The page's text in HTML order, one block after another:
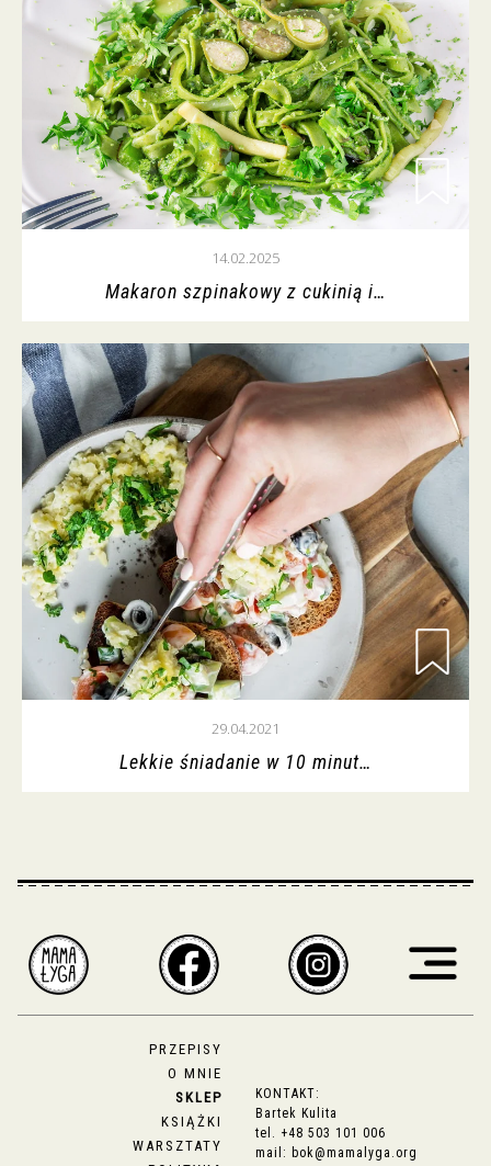
14.02.2025
Makaron szpinakowy z cukinią i…
29.04.2021
Lekkie śniadanie w 10 minut…
PRZEPISY
O MNIE
SKLEP
KSIĄŻKI
WARSZTATY
KONTAKT:
Bartek Kulita
tel. +48 503 101 006
mail: bok@mamalyga.org